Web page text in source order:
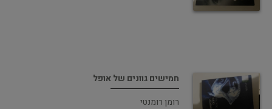
חמישים גוונים של אופל
רומן רומנטי